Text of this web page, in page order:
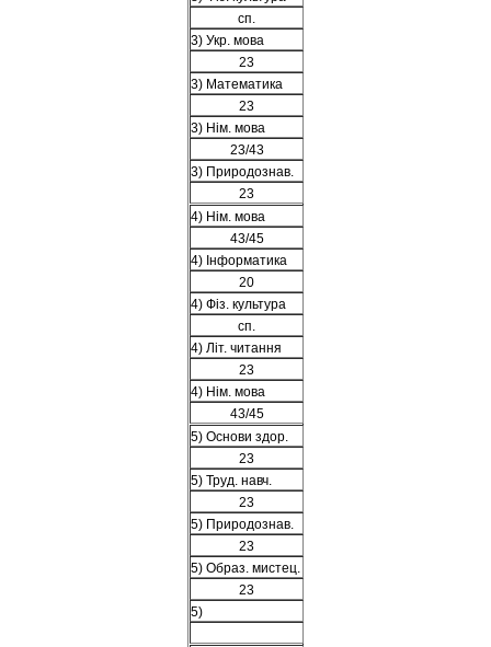
сп.
3) Укр. мова
23
3) Математика
23
3) Нім. мова
23/43
3) Природознав.
23
4) Нім. мова
43/45
4) Інформатика
20
4) Фіз. культура
сп.
4) Літ. читання
23
4) Нім. мова
43/45
5) Основи здор.
23
5) Труд. навч.
23
5) Природознав.
23
5) Образ. мистец.
23
5)